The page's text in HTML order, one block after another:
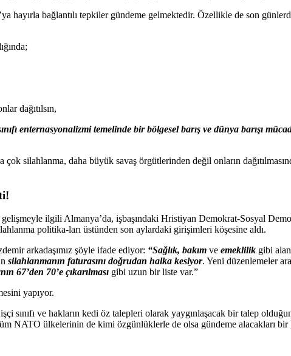
hayırla bağlantılı tepkiler gündeme gelmektedir. Özellikle de son
dağıtılsın,
enternasyonalizmi temelinde bir bölgesel barış ve dünya barışı
silahlanma, daha büyük savaş örgütlerinden değil onların
gelişmeyle ilgili Almanya’da, işbaşındaki Hristiyan Demokrat-Sosyal
politika-ları üstünden son aylardaki girişimleri köşesine aldı.
arkadaşımız şöyle ifade ediyor: “Sağlık, bakım ve emeklilik gibi
silahlanmanın faturasını doğrudan halka kesiyor. Yeni düzenlemeler
67’den 70’e çıkarılması gibi uzun bir liste var.”
yapıyor.
sınıfı ve hakların kedi öz talepleri olarak yaygınlaşacak bir talep
NATO ülkelerinin de kimi özgünlüklerle de olsa gündeme alacakları